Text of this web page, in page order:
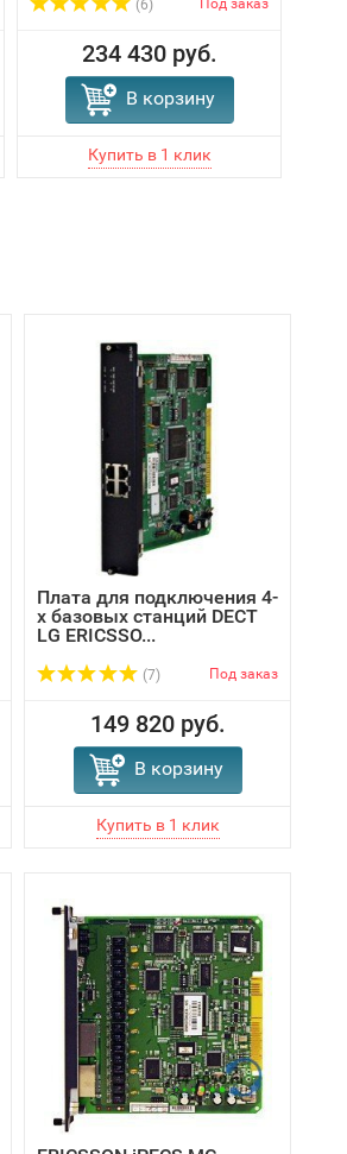
(6) Под заказ
234 430 руб.
В корзину
Плата для подключения 4-
х базовых станций DECT
LG ERICSSO...
(7) Под заказ
149 820 руб.
В корзину